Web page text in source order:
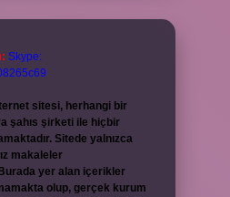
Skype:
sitesi, herhangi bir
şahıs şirketi ile hiçbir
Sitede yalnızca
makaleler
yer alan içerikler
olup, gerçek kurum